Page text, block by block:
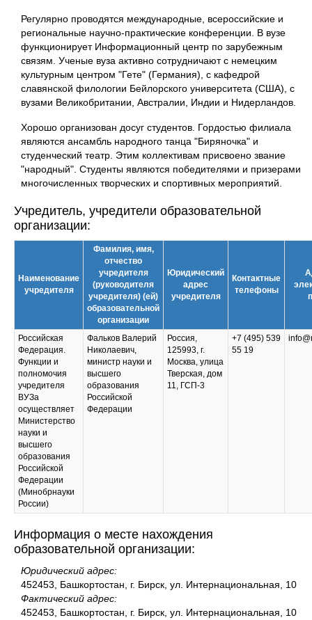
Регулярно проводятся международные, всероссийские и
региональные научно-практические конференции. В вузе
функционирует Информационный центр по зарубежным
связям. Ученые вуза активно сотрудничают с немецким
культурным центром "Гете" (Германия), с кафедрой
славянской филологии Бейлорского университета (США), с
вузами Великобритании, Австралии, Индии и Нидерландов.
Хорошо организован досуг студентов. Гордостью филиала
являются ансамбль народного танца "Биряночка" и
студенческий театр. Этим коллективам присвоено звание
"народный". Студенты являются победителями и призерами
многочисленных творческих и спортивных мероприятий.
Учредитель, учредители образовательной
организации:
Наименование
учредителя
Фамилия, имя,
отчество
учредителя
(руководителя
учредителя) (ей)
образовательной
организации
Юридический
адрес
учредителя
Контактные
телефоны
Российская
Федерация.
Функции и
полномочия
учредителя
ВУЗа
осуществляет
Министерство
науки и
высшего
образования
Российской
Федерации
(Минобрнауки
России)
Фальков Валерий
Николаевич,
министр науки и
высшего
образования
Российской
Федерации
Россия,
125993, г.
Москва, улица
Тверская, дом
11, ГСП-3
+7 (495) 539
55 19
Информация о месте нахождения
образовательной организации:
Юридический адрес:
452453, Башкортостан, г. Бирск, ул. Интернациональная, 10
Фактический адрес:
452453, Башкортостан, г. Бирск, ул. Интернациональная, 10